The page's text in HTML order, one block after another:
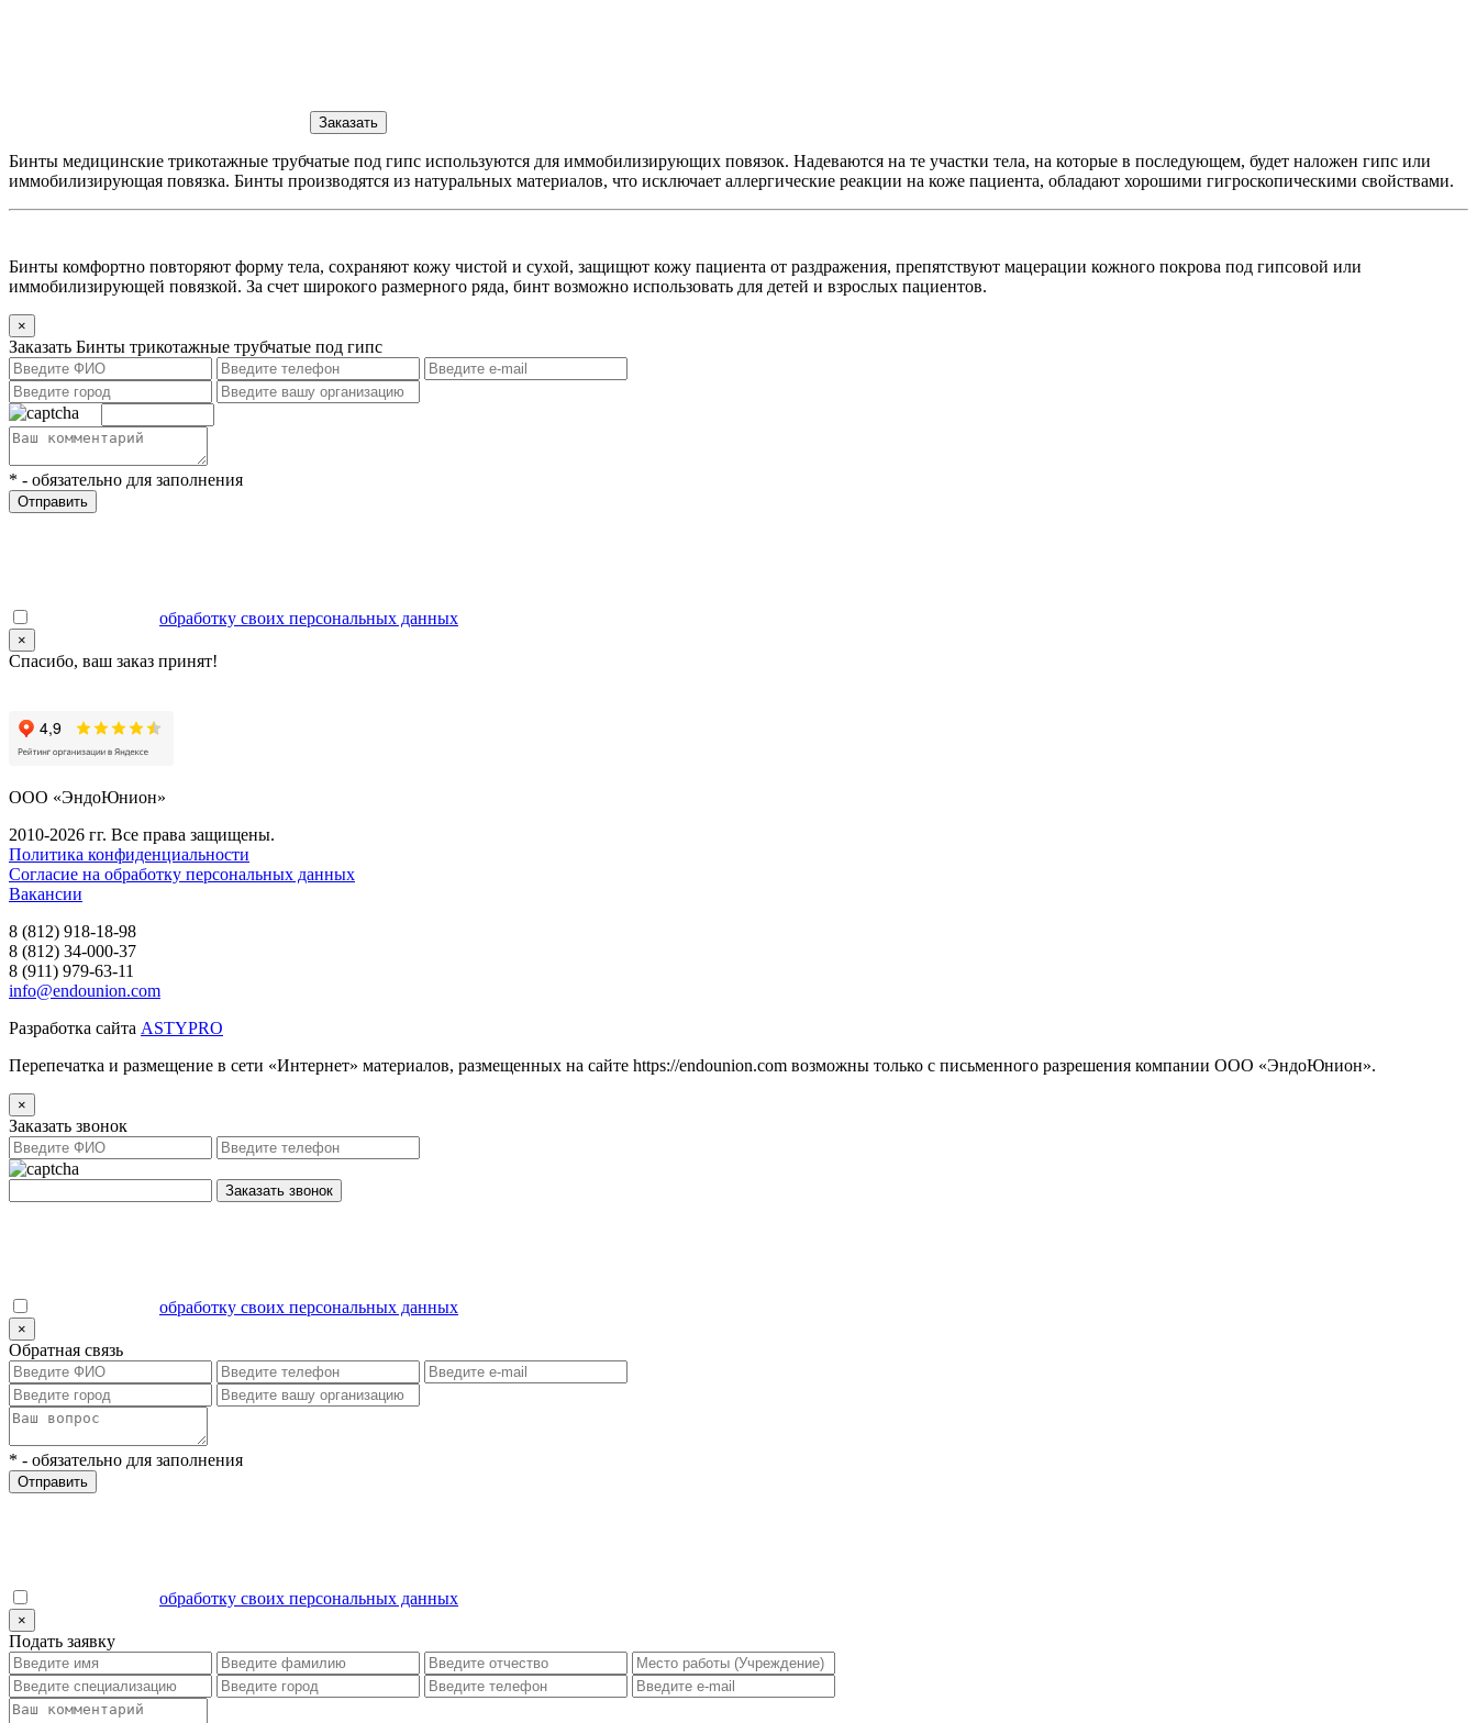
Заказать
Бинты медицинские трикотажные трубчатые под гипс используются для иммобилизирующих повязок. Надеваются на те участки тела, на которые в последующем, будет наложен гипс или
иммобилизирующая повязка. Бинты производятся из натуральных материалов, что исключает аллергические реакции на коже пациента, обладают хорошими гигроскопическими свойствами.
Бинты комфортно повторяют форму тела, сохраняют кожу чистой и сухой, защищют кожу пациента от раздражения, препятствуют мацерации кожного покрова под гипсовой или
иммобилизирующей повязкой. За счет широкого размерного ряда, бинт возможно использовать для детей и взрослых пациентов.
×
Заказать Бинты трикотажные трубчатые под гипс
* - обязательно для заполнения
Отправить
обработку своих персональных данных
×
Спасибо, ваш заказ принят!
ООО «ЭндоЮнион»
2010-2026 гг. Все права защищены.
Политика конфиденциальности
Согласие на обработку персональных данных
Вакансии
8 (812) 918-18-98
8 (812) 34-000-37
8 (911) 979-63-11
info@endounion.com
Разработка сайта ASTYPRO
Перепечатка и размещение в сети «Интернет» материалов, размещенных на сайте https://endounion.com возможны только с письменного разрешения компании ООО «ЭндоЮнион».
×
Заказать звонок
Заказать звонок
обработку своих персональных данных
×
Обратная связь
* - обязательно для заполнения
Отправить
обработку своих персональных данных
×
Подать заявку